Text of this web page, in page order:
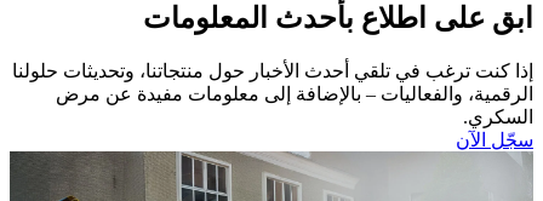
ابق على اطلاع بأحدث المعلومات
إذا كنت ترغب في تلقي أحدث الأخبار حول منتجاتنا، وتحديثات حلولنا
الرقمية، والفعاليات – بالإضافة إلى معلومات مفيدة عن مرض
السكري.​
سجّل الآن​